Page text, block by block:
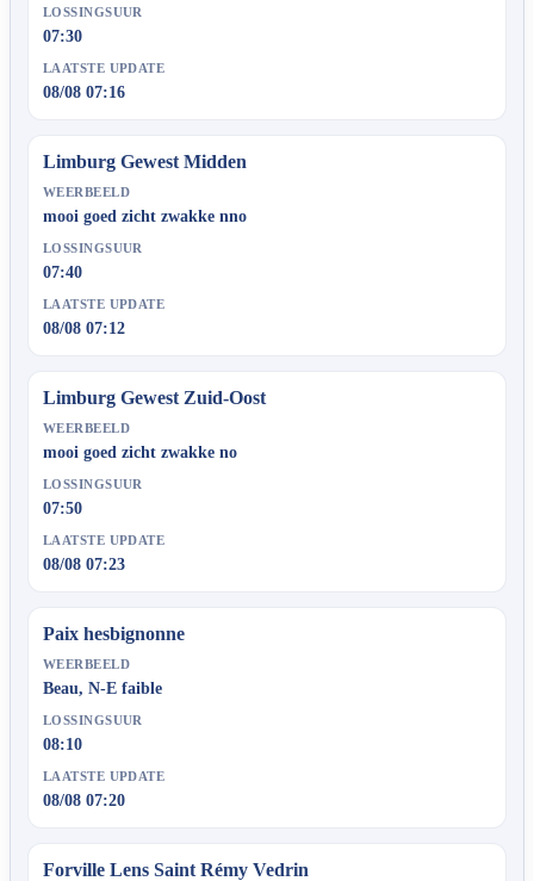
LOSSINGSUUR
07:30
LAATSTE UPDATE
08/08 07:16
Limburg Gewest Midden
WEERBEELD
mooi goed zicht zwakke nno
LOSSINGSUUR
07:40
LAATSTE UPDATE
08/08 07:12
Limburg Gewest Zuid-Oost
WEERBEELD
mooi goed zicht zwakke no
LOSSINGSUUR
07:50
LAATSTE UPDATE
08/08 07:23
Paix hesbignonne
WEERBEELD
Beau, N-E faible
LOSSINGSUUR
08:10
LAATSTE UPDATE
08/08 07:20
Forville Lens Saint Rémy Vedrin